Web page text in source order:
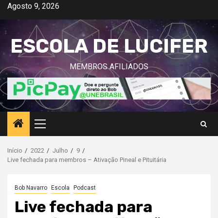
Avançar
o
conteúdo
Agosto 9, 2026
ESCOLA DE LUCIFER
MEMBROS AFILIADOS
Menu
principal
Início 2022 Julho
9
Live fechada para membros – Ativação Pineal e Pituitária
Bob Navarro Escola Podcast
Live fechada para